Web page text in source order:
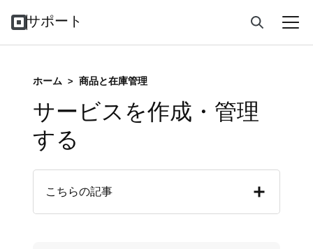
サポート
ホーム > 商品と在庫管理
サービスを作成・管理
する
こちらの記事